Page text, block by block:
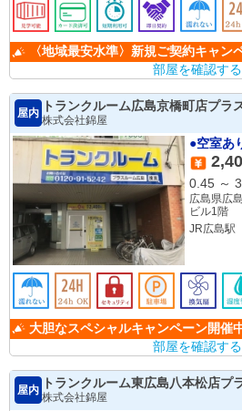
〈地域最安水準〉新規ご契約キャン
部屋を確認する
屋内
トランクルーム広島京橋町店プラ
株式会社錦屋
●空室あ
0.45 ～
広島県広
ビル1階
JR広島駅
大胆なスペシャルキャンペーン開催
部屋を確認する
屋内
トランクルーム東広島八本松店プ
株式会社錦屋